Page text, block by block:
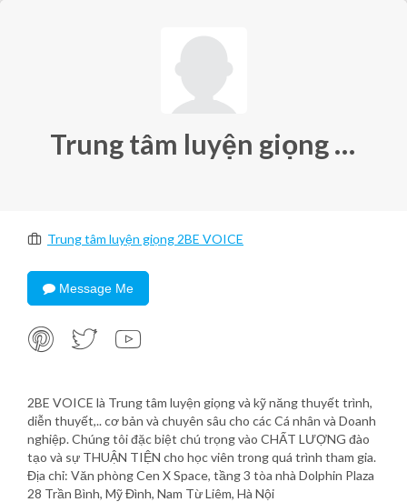
Trung tâm luyện giọng 2BE VOICE
Trung tâm luyện giọng 2BE VOICE
Message Me
2BE VOICE là Trung tâm luyện giọng và kỹ năng thuyết trình,
diễn thuyết,.. cơ bản và chuyên sâu cho các Cá nhân và Doanh
nghiệp. Chúng tôi đặc biệt chú trọng vào CHẤT LƯỢNG đào
tạo và sự THUẬN TIỆN cho học viên trong quá trình tham gia.
Địa chỉ: Văn phòng Cen X Space, tầng 3 tòa nhà Dolphin Plaza
28 Trần Bình, Mỹ Đình, Nam Từ Liêm, Hà Nội